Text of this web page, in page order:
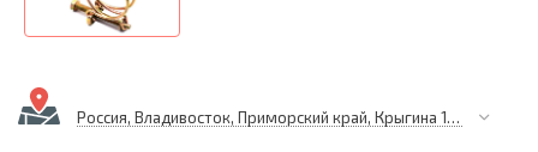
Россия, Владивосток, Приморский край, Крыгина 105